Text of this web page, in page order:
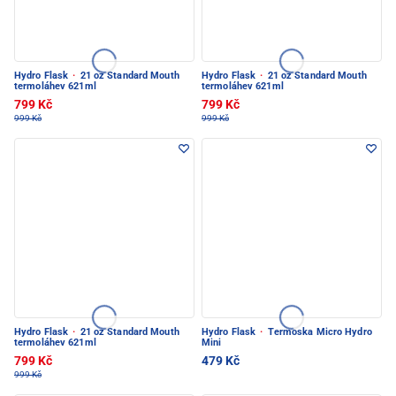
Hydro Flask · 21 oz Standard Mouth
termoláhev 621ml
799 Kč
999 Kč
Hydro Flask · 21 oz Standard Mouth
termoláhev 621ml
799 Kč
999 Kč
Hydro Flask · 21 oz Standard Mouth
termoláhev 621ml
799 Kč
999 Kč
Hydro Flask · Termoska Micro Hydro
Mini
479 Kč